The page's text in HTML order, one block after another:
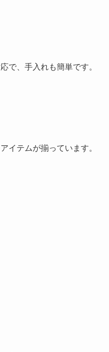
で、手入れも簡単です。
イテムが揃っています。